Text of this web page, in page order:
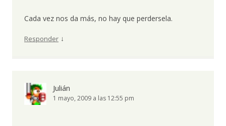
Cada vez nos da más, no hay que perdersela.
Responder ↓
Julián
1 mayo, 2009 a las 12:55 pm